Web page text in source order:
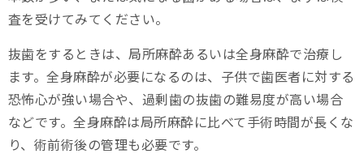
査を受けてみてください。
抜歯をするときは、局所麻酔あるいは全身麻酔で治療し
ます。全身麻酔が必要になるのは、子供で歯医者に対する
恐怖心が強い場合や、過剰歯の抜歯の難易度が高い場合
などです。全身麻酔は局所麻酔に比べて手術時間が長くな
り、術前術後の管理も必要です。